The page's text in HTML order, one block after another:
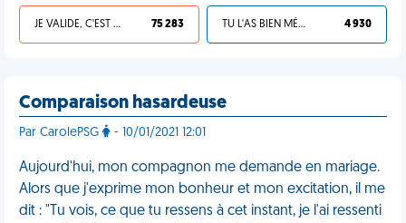
JE VALIDE, C'EST UNE VDM 75 283 TU L'AS BIEN MÉRITÉ 4 930
Comparaison hasardeuse
Par CarolePSG - 10/01/2021 12:01
Aujourd'hui, mon compagnon me demande en mariage.
Alors que j'exprime mon bonheur et mon excitation, il me
dit : "Tu vois, ce que tu ressens à cet instant, je l'ai ressenti